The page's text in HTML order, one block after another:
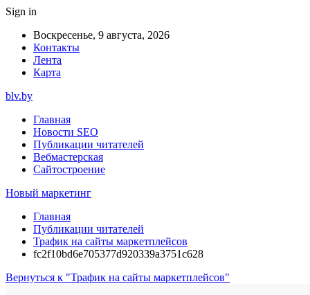
Sign in
Воскресенье, 9 августа, 2026
Контакты
Лента
Карта
blv.by
Главная
Новости SEO
Публикации читателей
Вебмастерская
Сайтостроение
Новый маркетинг
Главная
Публикации читателей
Трафик на сайты маркетплейсов
fc2f10bd6e705377d920339a3751c628
Вернуться к "Трафик на сайты маркетплейсов"